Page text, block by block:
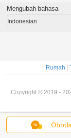
Cairan
Kekuningan
Mengubah bahasa
Indonesian
Rumah
Copyright © 2019 -